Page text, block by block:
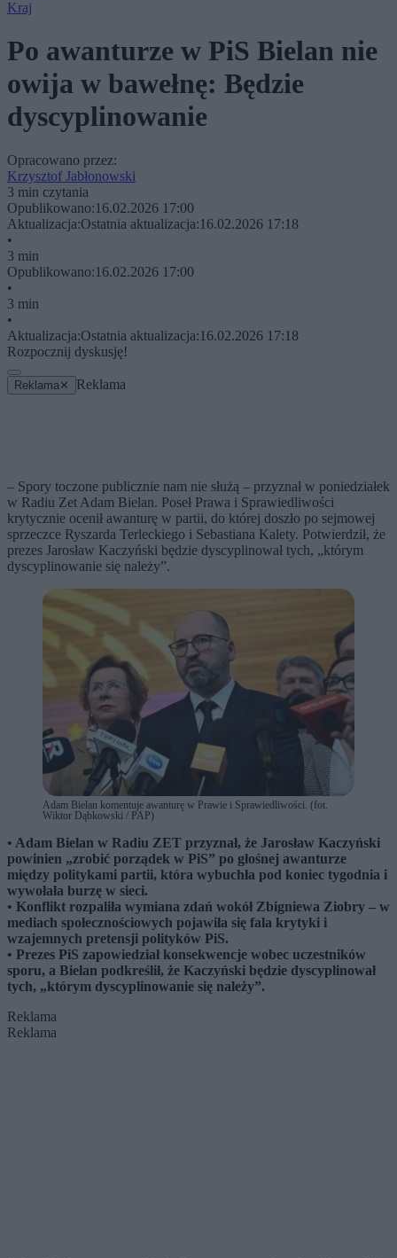
Kraj
Po awanturze w PiS Bielan nie
owija w bawełnę: Będzie
dyscyplinowanie
Opracowano przez:
Krzysztof Jabłonowski
3 min czytania
Opublikowano:16.02.2026 17:00
Aktualizacja:Ostatnia aktualizacja:16.02.2026 17:18
•
3 min
Opublikowano:16.02.2026 17:00
•
3 min
•
Aktualizacja:Ostatnia aktualizacja:16.02.2026 17:18
Rozpocznij dyskusję!
Reklama ✕ Reklama
– Spory toczone publicznie nam nie służą – przyznał w poniedziałek
w Radiu Zet Adam Bielan. Poseł Prawa i Sprawiedliwości
krytycznie ocenił awanturę w partii, do której doszło po sejmowej
sprzeczce Ryszarda Terleckiego i Sebastiana Kalety. Potwierdził, że
prezes Jarosław Kaczyński będzie dyscyplinował tych, „którym
dyscyplinowanie się należy”.
Adam Bielan komentuje awanturę w Prawie i Sprawiedliwości. (fot.
Wiktor Dąbkowski / PAP)
• Adam Bielan w Radiu ZET przyznał, że Jarosław Kaczyński
powinien „zrobić porządek w PiS” po głośnej awanturze
między politykami partii, która wybuchła pod koniec tygodnia i
wywołała burzę w sieci.
• Konflikt rozpaliła wymiana zdań wokół Zbigniewa Ziobry – w
mediach społecznościowych pojawiła się fala krytyki i
wzajemnych pretensji polityków PiS.
• Prezes PiS zapowiedział konsekwencje wobec uczestników
sporu, a Bielan podkreślił, że Kaczyński będzie dyscyplinował
tych, „którym dyscyplinowanie się należy”.
Reklama
Reklama